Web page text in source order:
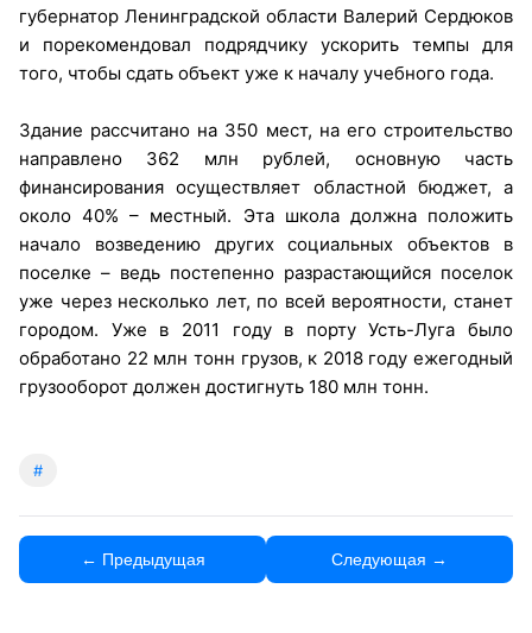
губернатор Ленинградской области Валерий Сердюков
и порекомендовал подрядчику ускорить темпы для
того, чтобы сдать объект уже к началу учебного года.
Здание рассчитано на 350 мест, на его строительство
направлено 362 млн рублей, основную часть
финансирования осуществляет областной бюджет, а
около 40% – местный. Эта школа должна положить
начало возведению других социальных объектов в
поселке – ведь постепенно разрастающийся поселок
уже через несколько лет, по всей вероятности, станет
городом. Уже в 2011 году в порту Усть-Луга было
обработано 22 млн тонн грузов, к 2018 году ежегодный
грузооборот должен достигнуть 180 млн тонн.
#
← Предыдущая Следующая →